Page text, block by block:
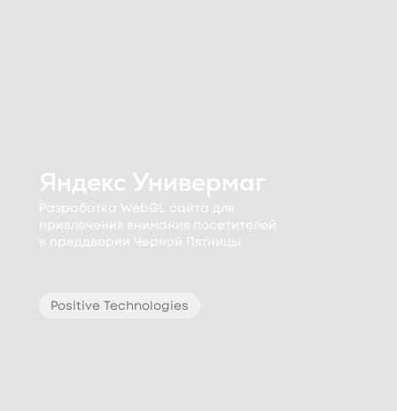
Яндекс Универмаг
Разработка WebGL сайта для
привлечения внимания посетителей
в преддверии Черной Пятницы
Positive Technologies